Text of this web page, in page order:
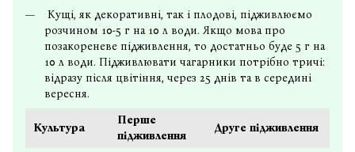
Кущі, як декоративні, так і плодові, підживлюємо
розчином 10-5 г на 10 л води. Якщо мова про
позакореневе підживлення, то достатньо буде 5 г на
10 л води. Підживлювати чагарники потрібно тричі:
відразу після цвітіння, через 25 днів та в середині
вересня.
Культура
Перше
підживлення
Друге підживлення